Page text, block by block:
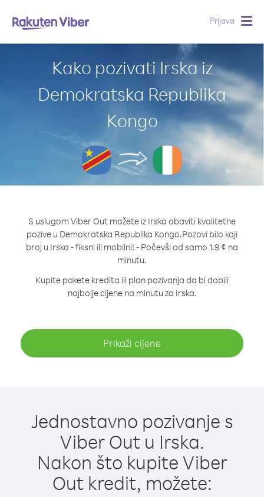
Prijava
Kako pozivati Irska iz
Demokratska Republika
Kongo
S uslugom Viber Out možete iz Irska obaviti kvalitetne
pozive u Demokratska Republika Kongo.Pozovi bilo koji
broj u Irska - fiksni ili mobilni! - Počevši od samo 1.9 ¢ na
minutu.
Kupite pakete kredita ili plan pozivanja da bi dobili
najbolje cijene na minutu za Irska.
Prikaži cijene
Jednostavno pozivanje s
Viber Out u Irska.
Nakon što kupite Viber
Out kredit, možete: